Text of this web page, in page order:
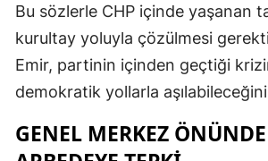
Bu sözlerle CHP içinde yaşanan
kurultay yoluyla çözülmesi
Emir, partinin içinden geçtiği
demokratik yollarla
GENEL MERKEZ